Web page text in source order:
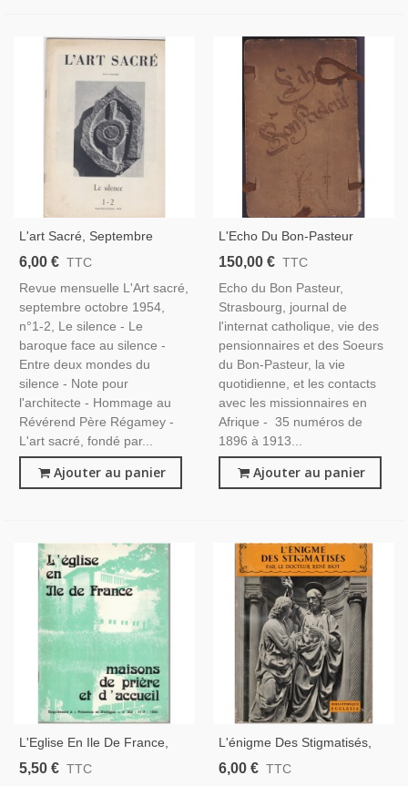
L'art Sacré, Septembre
Octobre 1954, Le Silence
6,00 € TTC
Revue mensuelle L'Art sacré,
septembre octobre 1954,
n°1-2, Le silence - Le
baroque face au silence -
Entre deux mondes du
silence - Note pour
l'architecte - Hommage au
Révérend Père Régamey -
L'art sacré, fondé par...
Ajouter au panier
L'Echo Du Bon-Pasteur
Strasbourg, Pensionnat De
Écoles, Colonies, Écoles
Religieuses, Généalogie
150,00 € TTC
Echo du Bon Pasteur,
Strasbourg, journal de
l'internat catholique, vie des
pensionnaires et des Soeurs
du Bon-Pasteur, la vie
quotidienne, et les contacts
avec les missionnaires en
Afrique - 35 numéros de
1896 à 1913...
Ajouter au panier
L'Eglise En Ile De France,
Maisons De Prière Et
5,50 € TTC
L'énigme Des Stigmatisés,
René Biot, 1955 -
6,00 € TTC